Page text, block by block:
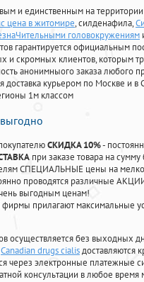
и единственным на
цена в житомире, силденафила,
головокружениям
гарантируется официальным
и скромных клиентов, которым
анонимныого заказа любого
доставка курьером по Москве и
1м классом
СКИДКА 10%-
при заказе товара на
СПЕЦИАЛЬНЫЕ цены на
проводятся различные
выгодным ценам!
прилагают максимальные
осуществляется без выходных
Canadian drugs cialisдоставляются
через электронные платежные
консультации в любое время